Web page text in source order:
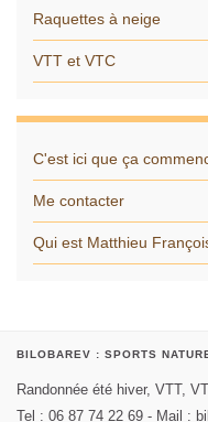
Raquettes à neige
VTT et VTC
C'est ici que ça
Me contacter
Qui est Matthieu
BILOBAREV : SPORTS
Randonnée été hiver, VTT,
Tel : 06 87 74 22 69 - Mail :